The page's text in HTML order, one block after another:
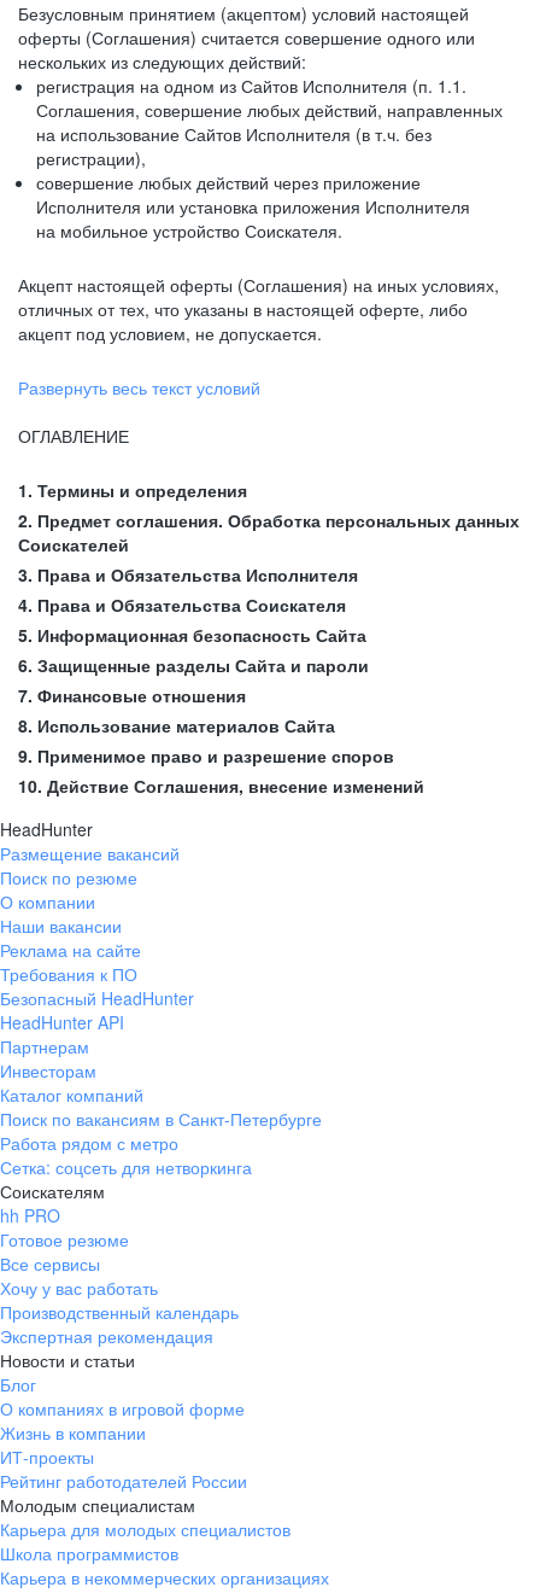
Безусловным принятием (акцептом) условий настоящей
оферты (Соглашения) считается совершение одного или
нескольких из следующих действий:
регистрация на одном из Сайтов Исполнителя (п. 1.1.
Соглашения, совершение любых действий, направленных
на использование Сайтов Исполнителя (в т.ч. без
регистрации),
совершение любых действий через приложение
Исполнителя или установка приложения Исполнителя
на мобильное устройство Соискателя.
Акцепт настоящей оферты (Соглашения) на иных условиях,
отличных от тех, что указаны в настоящей оферте, либо
акцепт под условием, не допускается.
Развернуть весь текст условий
ОГЛАВЛЕНИЕ
1. Термины и определения
2. Предмет соглашения. Обработка персональных данных
Соискателей
3. Права и Обязательства Исполнителя
4. Права и Обязательства Соискателя
5. Информационная безопасность Сайта
6. Защищенные разделы Сайта и пароли
7. Финансовые отношения
8. Использование материалов Сайта
9. Применимое право и разрешение споров
10. Действие Соглашения, внесение изменений
HeadHunter
Размещение вакансий
Поиск по резюме
О компании
Наши вакансии
Реклама на сайте
Требования к ПО
Безопасный HeadHunter
HeadHunter API
Партнерам
Инвесторам
Каталог компаний
Поиск по вакансиям в Санкт-Петербурге
Работа рядом с метро
Сетка: соцсеть для нетворкинга
Соискателям
hh PRO
Готовое резюме
Все сервисы
Хочу у вас работать
Производственный календарь
Экспертная рекомендация
Новости и статьи
Блог
О компаниях в игровой форме
Жизнь в компании
ИТ-проекты
Рейтинг работодателей России
Молодым специалистам
Карьера для молодых специалистов
Школа программистов
Карьера в некоммерческих организациях